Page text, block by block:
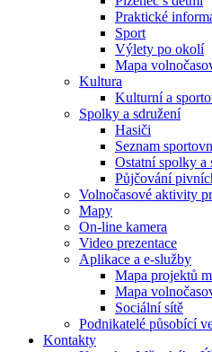
Praktické
Sport
Výlety po okolí
Mapa
Kultura
Kulturní a
Spolky a sdružení
Hasiči
Seznam
Ostatní spolky a
Půjčování
Volnočasové aktivity
Mapy
On-line kamera
Video prezentace
Aplikace a e-služby
Mapa projektů
Mapa
Sociální sítě
Podnikatelé působící
Kontakty